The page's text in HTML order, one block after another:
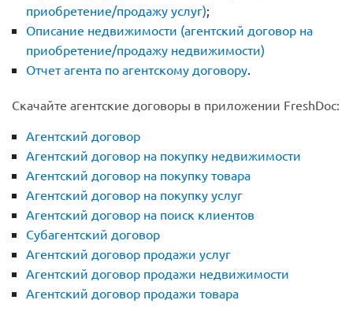
приобретение/продажу услуг);
Описание недвижимости (агентский договор на
приобретение/продажу недвижимости)
Отчет агента по агентскому договору.
Скачайте агентские договоры в приложении FreshDoc:
Агентский договор
Агентский договор на покупку недвижимости
Агентский договор на покупку товара
Агентский договор на покупку услуг
Агентский договор на поиск клиентов
Субагентский договор
Агентский договор продажи услуг
Агентский договор продажи недвижимости
Агентский договор продажи товара